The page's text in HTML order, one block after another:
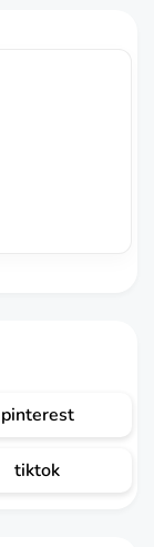
pinterest
tiktok